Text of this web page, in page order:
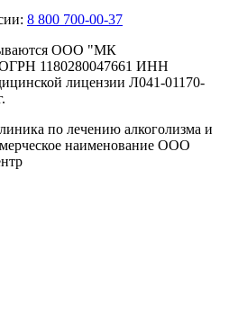
8 800 700-00-37
ООО "МК
1180280047661 ИНН
лицензии Л041-01170-
по лечению алкоголизма и
наименование ООО